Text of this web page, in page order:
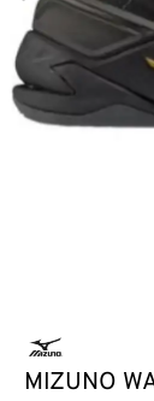
MIZUNO